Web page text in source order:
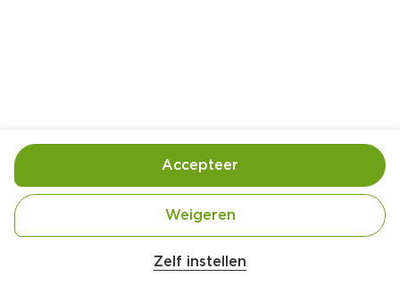
Beter Leven 1 Ster
Zelf instellen
Weigeren
Accepteer